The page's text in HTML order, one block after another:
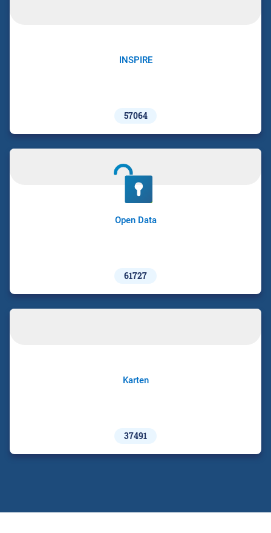
INSPIRE
57064
Open Data
61727
Karten
37491